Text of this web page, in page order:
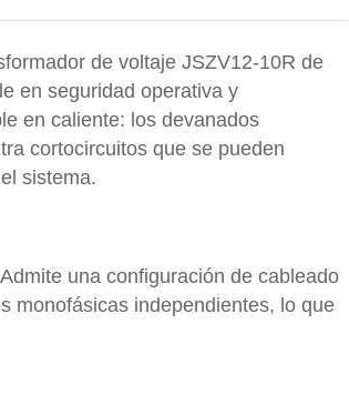
de voltaje JSZV12-10R de
en seguridad operativa y
en caliente: los devanados
cortocircuitos que se pueden
sistema.
una configuración de cableado
monofásicas independientes, lo que